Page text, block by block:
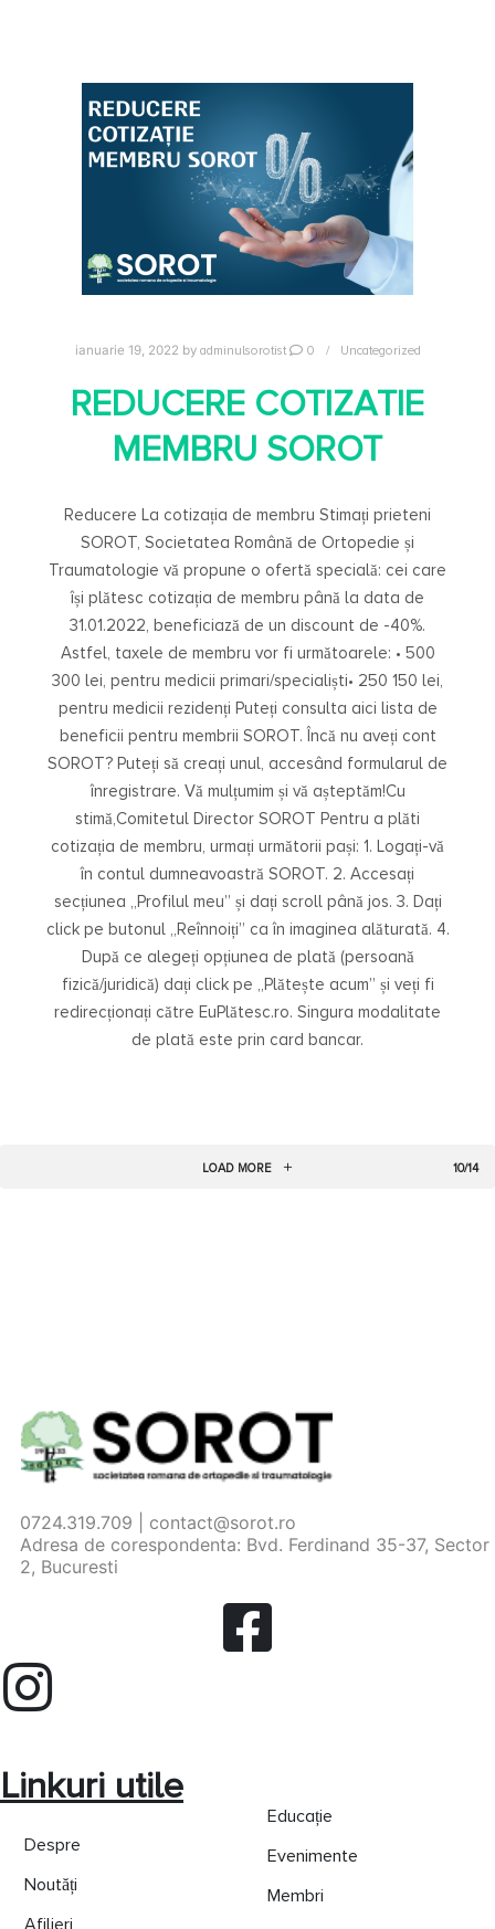
ianuarie 19, 2022 by adminulsorotist 0 Uncategorized
REDUCERE COTIZATIE
MEMBRU SOROT
Reducere La cotizația de membru Stimați prieteni
SOROT, Societatea Română de Ortopedie și
Traumatologie vă propune o ofertă specială: cei care
își plătesc cotizația de membru până la data de
31.01.2022, beneficiază de un discount de -40%.
Astfel, taxele de membru vor fi următoarele: • 500
300 lei, pentru medicii primari/specialiști• 250 150 lei,
pentru medicii rezidenți Puteți consulta aici lista de
beneficii pentru membrii SOROT. Încă nu aveți cont
SOROT? Puteți să creați unul, accesând formularul de
înregistrare. Vă mulțumim și vă așteptăm!Cu
stimă,Comitetul Director SOROT Pentru a plăti
cotizația de membru, urmați următorii pași: 1. Logați-vă
în contul dumneavoastră SOROT. 2. Accesați
secțiunea „Profilul meu” și dați scroll până jos. 3. Dați
click pe butonul „Reînnoiți” ca în imaginea alăturată. 4.
După ce alegeți opțiunea de plată (persoană
fizică/juridică) dați click pe „Plătește acum” și veți fi
redirecționați către EuPlătesc.ro. Singura modalitate
de plată este prin card bancar.
LOAD MORE 10/14
0724.319.709 | contact@sorot.ro
Adresa de corespondenta: Bvd. Ferdinand 35-37, Sector
2, Bucuresti
Linkuri utile
Despre
Noutăți
Afilieri
Educație
Evenimente
Membri